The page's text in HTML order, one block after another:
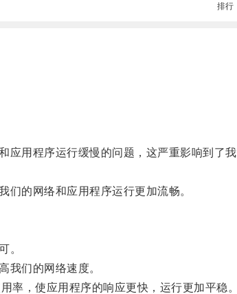
排行
用程序运行缓慢的问题，这严重影响到了我
的网络和应用程序运行更加流畅。
。
们的网络速度。
，使应用程序的响应更快，运行更加平稳。